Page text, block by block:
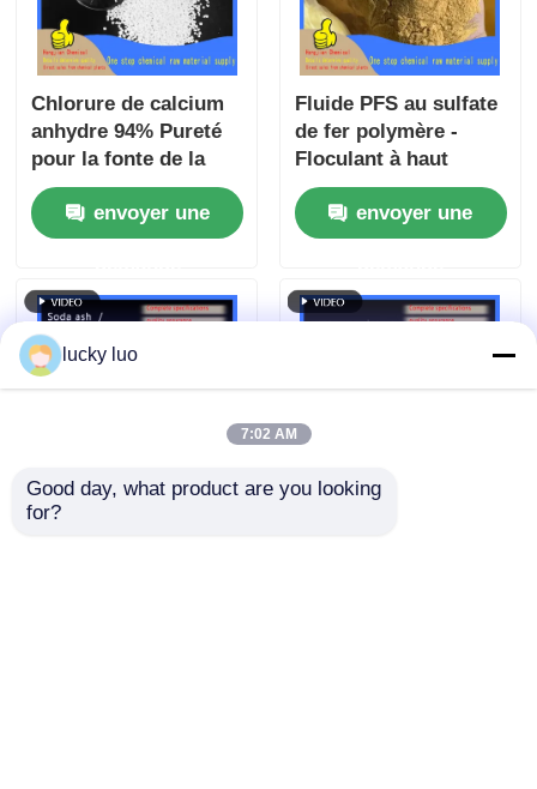
Chlorure de calcium
anhydre 94% Pureté
pour la fonte de la
neige et l'accélération
du bétonenvoyer une
Fluide PFS au sulfate
de fer polymère -
Floculant à haut
rendement à
sédimentation rapide
et à large pH
traitement de l'eau
envoyer une
Soda ash Dense
lucky luo
7:02 AM
Good day, what product are you looking
for?